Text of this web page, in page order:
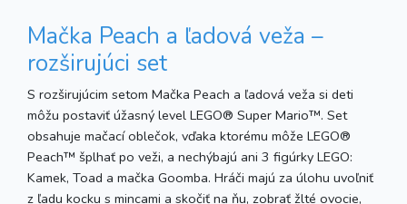
Mačka Peach a ľadová veža –
rozširujúci set
S rozširujúcim setom Mačka Peach a ľadová veža si deti
môžu postaviť úžasný level LEGO® Super Mario™. Set
obsahuje mačací oblečok, vďaka ktorému môže LEGO®
Peach™ šplhať po veži, a nechýbajú ani 3 figúrky LEGO:
Kamek, Toad a mačka Goomba. Hráči majú za úlohu uvoľniť
z ľadu kocku s mincami a skočiť na ňu, zobrať žlté ovocie,